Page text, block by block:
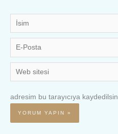
İsim
E-
Posta
Web
sitesi
adresim bu tarayıcıya kaydedilsin.